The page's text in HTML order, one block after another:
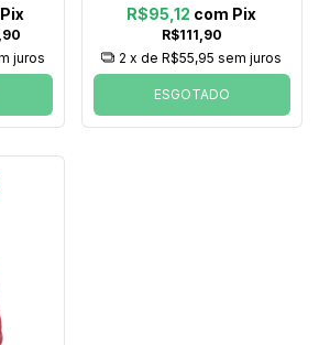
Pix
juros
Cinza
R$111,90
R$95,12 com Pix
2 x deR$55,95 sem juros
ESGOTADO